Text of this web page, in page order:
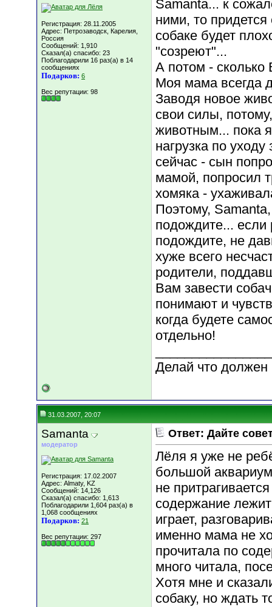
Регистрация: 28.11.2005
Адрес: Петрозаводск, Карелия,
Россия
Сообщений: 1,910
Сказал(а) спасибо: 23
Поблагодарили 16 раз(а) в 14
сообщениях
Подарков: 6
Вес репутации: 98
Samanta... к
ними, то
собаке будет
"созреют"...
А потом -
Моя мама всегда
Заводя новое
свои силы,
животным... пока
нагрузка по
сейчас - сын
мамой, попросил
хомяка -
Поэтому,
подождите... если
подождите, не
хуже всего
родители,
Вам завести
понимают и
когда будете
отдельно!
Делай что должен
31.03.2007, 20:07
Samanta
модератор
Регистрация: 17.02.2007
Адрес: Almaty, KZ
Сообщений: 14,126
Сказал(а) спасибо: 1,613
Поблагодарили 1,604 раз(а) в
1,068 сообщениях
Подарков: 21
Вес репутации: 297
Ответ: Дайте
Лёля я уже не
большой
не
содержание
играет,
именно мама не
прочитала по
много читала,
Хотя мне и
собаку, но ждать